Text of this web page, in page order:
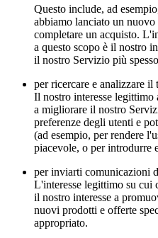
Questo include, ad
abbiamo lanciato un
completare un acquisto.
a questo scopo è il nostro
il nostro Servizio più
per ricercare e analizzare
Il nostro interesse legittimo
a migliorare il nostro
preferenze degli utenti e
(ad esempio, per rendere
piacevole, o per introdurre
per inviarti comunicazioni
L'interesse legittimo su cui
il nostro interesse a
nuovi prodotti e offerte
appropriato.